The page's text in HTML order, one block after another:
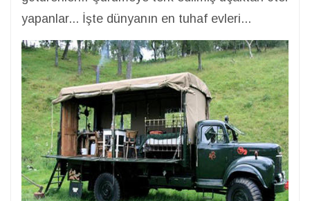
yapanlar... İşte dünyanın en tuhaf evleri...